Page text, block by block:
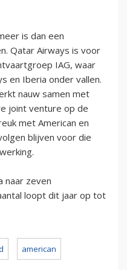
is dan een
Qatar Airways is voor
IAG, waar
en Iberia onder vallen.
nauw samen met
joint venture op de
met American en
blijven voor die
naar zeven
loopt dit jaar op tot
american